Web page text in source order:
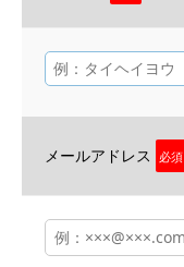
メールアドレス 必須